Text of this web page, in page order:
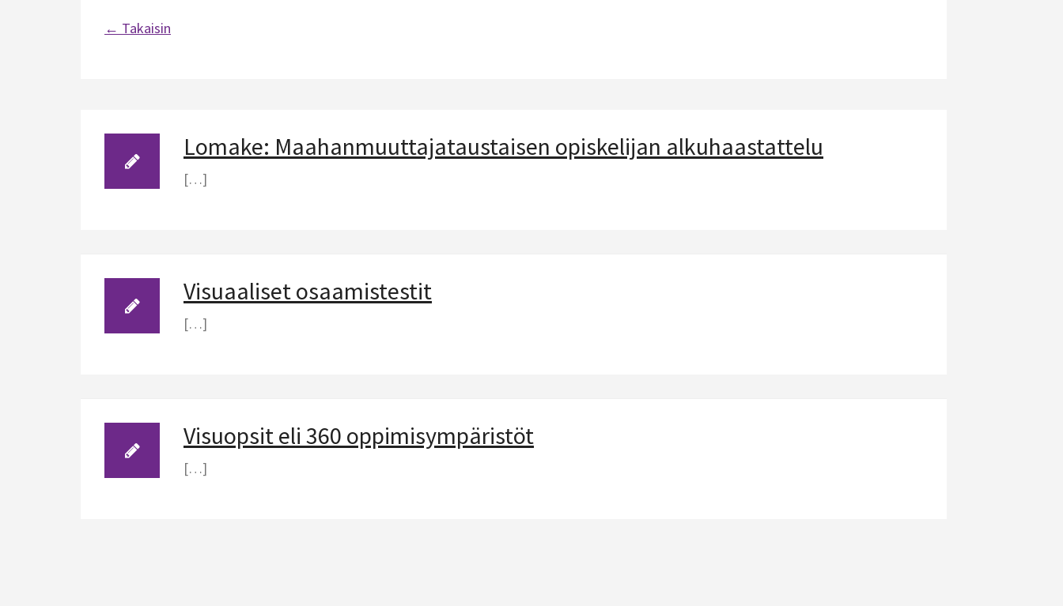
← Takaisin
Lomake: Maahanmuuttajataustaisen opiskelijan alkuhaastattelu
[…]
Visuaaliset osaamistestit
[…]
Visuopsit eli 360 oppimisympäristöt
[…]